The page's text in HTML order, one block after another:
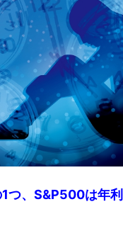
つ、S&P500は年